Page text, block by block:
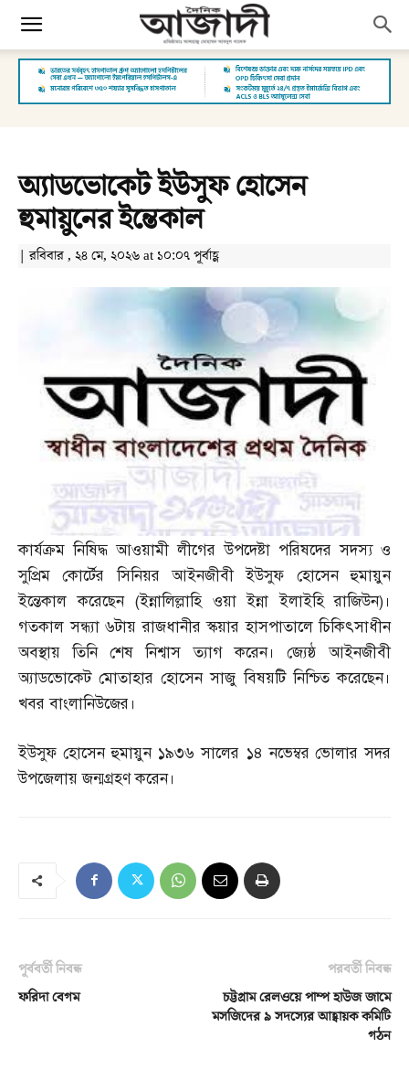
অ্যাডভোকেট ইউসুফ হোসেন
হুমায়ুনের ইন্তেকাল
| রবিবার , ২৪ মে, ২০২৬ at ১০:০৭ পূর্বাহ্ণ
কার্যক্রম নিষিদ্ধ আওয়ামী লীগের উপদেষ্টা পরিষদের সদস্য ও
সুপ্রিম কোর্টের সিনিয়র আইনজীবী ইউসুফ হোসেন হুমায়ুন
ইন্তেকাল করেছেন (ইন্নালিল্লাহি ওয়া ইন্না ইলাইহি রাজিউন)।
গতকাল সন্ধ্যা ৬টায় রাজধানীর স্কয়ার হাসপাতালে চিকিৎসাধীন
অবস্থায় তিনি শেষ নিশ্বাস ত্যাগ করেন। জ্যেষ্ঠ আইনজীবী
অ্যাডভোকেট মোতাহার হোসেন সাজু বিষয়টি নিশ্চিত করেছেন।
খবর বাংলানিউজের।
ইউসুফ হোসেন হুমায়ুন ১৯৩৬ সালের ১৪ নভেম্বর ভোলার সদর
উপজেলায় জন্মগ্রহণ করেন।
পূর্ববর্তী নিবন্ধ
ফরিদা বেগম
পরবর্তী নিবন্ধ
চট্টগ্রাম রেলওয়ে পাম্প হাউজ জামে
মসজিদের ৯ সদস্যের আহ্বায়ক কমিটি
গঠন